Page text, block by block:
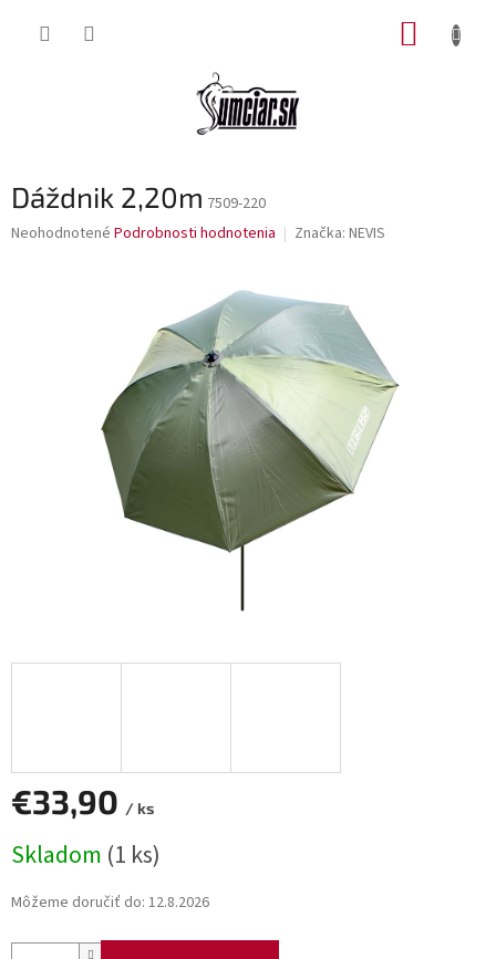
Dáždnik 2,20m 7509-220
Priemerné
Neohodnotené Podrobnosti hodnotenia Značka: NEVIS
€33,90 / ks
cena:
Skladom (1 ks)
Môžeme doručiť do: 12.8.2026